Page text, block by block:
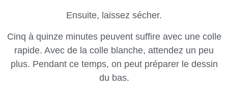
Ensuite, laissez sécher.
Cinq à quinze minutes peuvent suffire avec une colle
rapide. Avec de la colle blanche, attendez un peu
plus. Pendant ce temps, on peut préparer le dessin
du bas.